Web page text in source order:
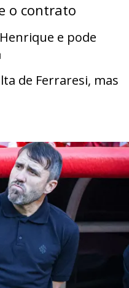
o contrato
e pode
de Ferraresi, mas